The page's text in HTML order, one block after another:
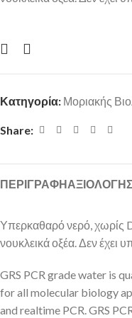
Κατηγορία: Μοριακής
Share:
ΠΕΡΙΓΡΑΦΉ
Υπερκαθαρό νερό, χωρίς
νουκλεικά οξέα. Δεν έχει
GRS PCR grade water is
for all molecular biology
and realtime PCR. GRS